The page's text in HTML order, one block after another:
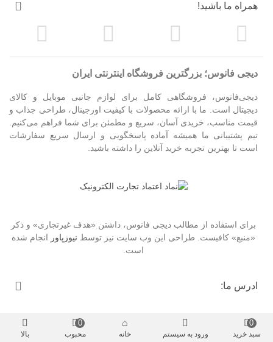
همراه ما باشید!
دیجی فانوس؛ بزرگترین فروشگاه اینترنتی ایران
دیجی‌فانوس، فروشگاهی کامل برای لوازم جانبی موبایل و کالای
دیجیتال است. ما با ارائه محصولات با کیفیت اورجینال، طراحی جذاب و
قیمت مناسب، خریدی آسان، سریع و مطمئن برای شما فراهم می‌کنیم.
تیم پشتیبانی ما همیشه آماده پاسخگویی و ارسال سریع سفارشات
است تا بهترین تجربه خرید آنلاین را داشته باشید.
برای استفاده از مطالب دیجی فانوس، داشتن «هدف غیرتجاری» و ذکر
«منبع» کافیست. طراحی این وب سایت نیز توسط نیوزپاور انجام شده
است.
ادرس ما:
سبد خرید
0
ورود به سیستم خانه محبوب
0
بالا